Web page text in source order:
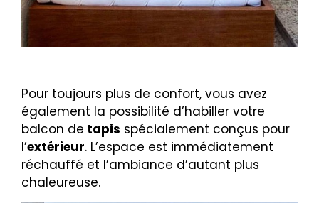
Pour toujours plus de confort, vous avez
également la possibilité d’habiller votre
balcon de tapis spécialement conçus pour
l’extérieur. L’espace est immédiatement
réchauffé et l’ambiance d’autant plus
chaleureuse.